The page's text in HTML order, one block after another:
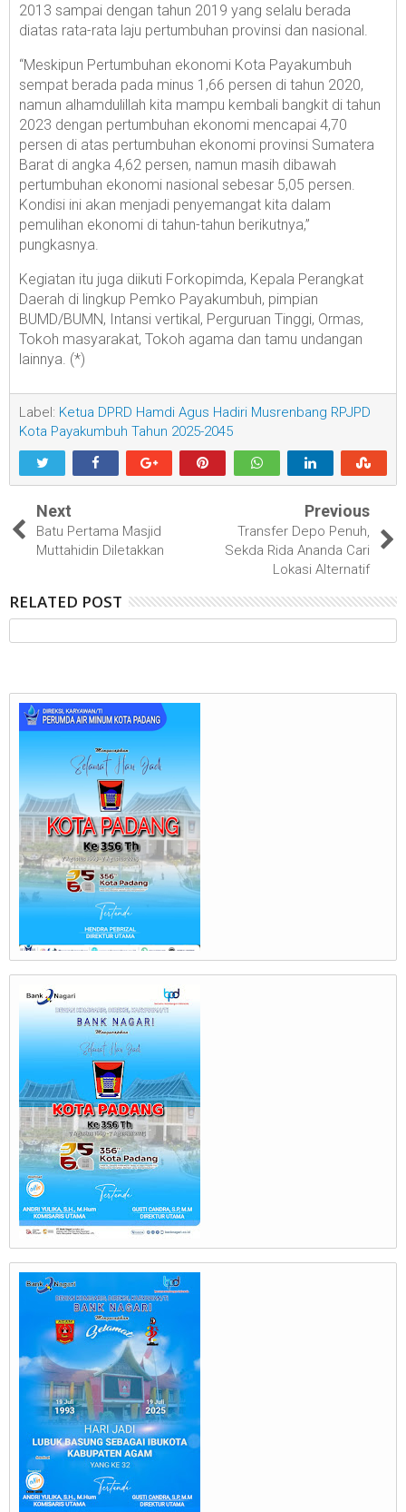
2013 sampai dengan tahun 2019 yang selalu berada
diatas rata-rata laju pertumbuhan provinsi dan nasional.
“Meskipun Pertumbuhan ekonomi Kota Payakumbuh
sempat berada pada minus 1,66 persen di tahun 2020,
namun alhamdulillah kita mampu kembali bangkit di tahun
2023 dengan pertumbuhan ekonomi mencapai 4,70
persen di atas pertumbuhan ekonomi provinsi Sumatera
Barat di angka 4,62 persen, namun masih dibawah
pertumbuhan ekonomi nasional sebesar 5,05 persen.
Kondisi ini akan menjadi penyemangat kita dalam
pemulihan ekonomi di tahun-tahun berikutnya,”
pungkasnya.
Kegiatan itu juga diikuti Forkopimda, Kepala Perangkat
Daerah di lingkup Pemko Payakumbuh, pimpian
BUMD/BUMN, Intansi vertikal, Perguruan Tinggi, Ormas,
Tokoh masyarakat, Tokoh agama dan tamu undangan
lainnya. (*)
Label: Ketua DPRD Hamdi Agus Hadiri Musrenbang RPJPD
Kota Payakumbuh Tahun 2025-2045
Next
Batu Pertama Masjid
Muttahidin Diletakkan
Previous
Transfer Depo Penuh,
Sekda Rida Ananda Cari
Lokasi Alternatif
RELATED POST